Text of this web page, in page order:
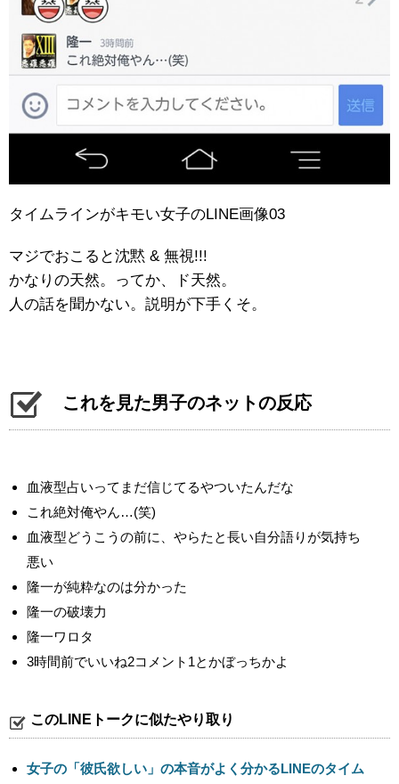
タイムラインがキモい女子のLINE画像03
マジでおこると沈黙 & 無視!!!
かなりの天然。ってか、ド天然。
人の話を聞かない。説明が下手くそ。
これを見た男子のネットの反応
血液型占いってまだ信じてるやついたんだな
これ絶対俺やん…(笑)
血液型どうこうの前に、やらたと長い自分語りが気持ち
悪い
隆一が純粋なのは分かった
隆一の破壊力
隆一ワロタ
3時間前でいいね2コメント1とかぼっちかよ
このLINEトークに似たやり取り
女子の「彼氏欲しい」の本音がよく分かるLINEのタイム